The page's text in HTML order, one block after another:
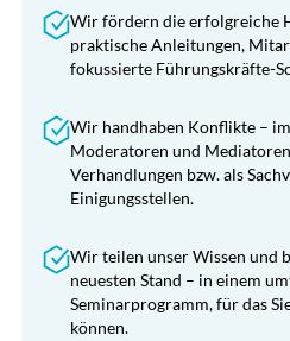
Wir fördern die erfolgreiche
praktische Anleitungen,
fokussierte Führungskräfte-
Wir handhaben Konflikte –
Moderatoren und
Verhandlungen bzw. als
Einigungsstellen.
Wir teilen unser Wissen und
neuesten Stand – in einem
Seminarprogramm, für das
können.